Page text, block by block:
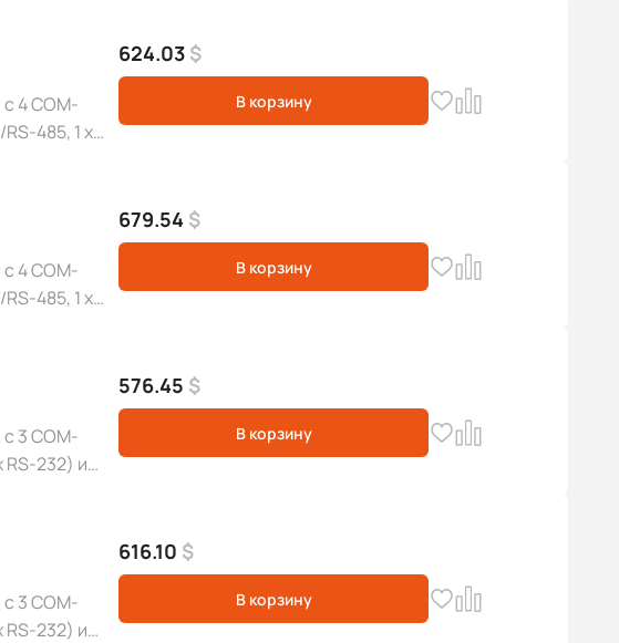
4 COM-
485, 1 x
624.03 $
В корзину
4 COM-
485, 1 x
679.54 $
В корзину
3 COM-
RS-232) и
576.45 $
В корзину
3 COM-
RS-232) и
616.10 $
В корзину